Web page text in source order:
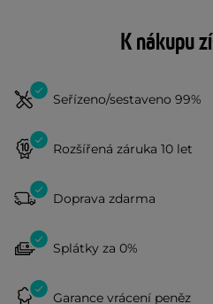
K nákupu
Seřízeno/sestaveno 99%
Rozšířená záruka 10 let
Doprava zdarma
Splátky za 0%
Garance vrácení peněz